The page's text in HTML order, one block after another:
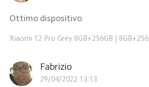
Ottimo dispositivo
Xiaomi 12 Pro Grey 8GB+256GB |
Fabrizio
29/04/2022 13:13